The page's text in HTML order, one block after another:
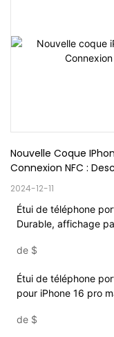
Nouvelle Coque
Connexion NFC :
2024-12-11
Étui de téléphone
Durable, affichage
couleurs, tendance
de $
Étui de téléphone
pour iPhone 16 pro
à encre E, caméra,
de $